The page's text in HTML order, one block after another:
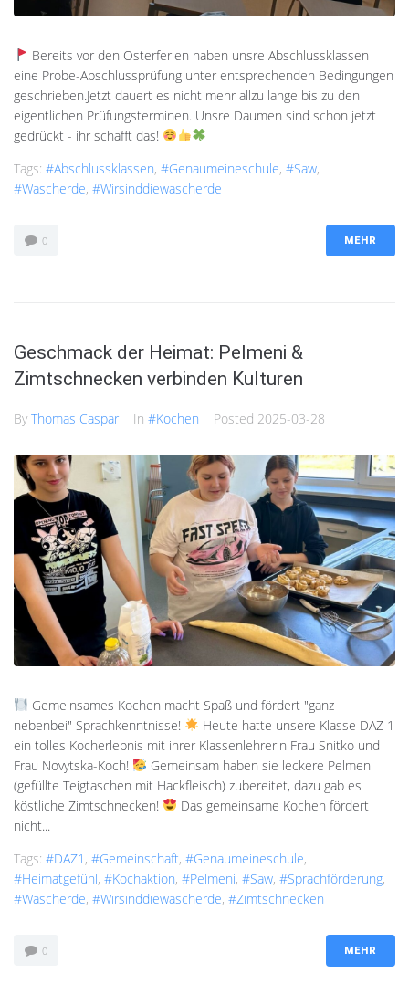
Bereits vor den Osterferien haben unsre Abschlussklassen
eine Probe-Abschlussprüfung unter entsprechenden Bedingungen
geschrieben.Jetzt dauert es nicht mehr allzu lange bis zu den
eigentlichen Prüfungsterminen. Unsre Daumen sind schon jetzt
gedrückt - ihr schafft das!
Tags: #Abschlussklassen, #genaumeineschule, #saw,
#Wascherde, #wirsinddiewascherde
0 MEHR
Geschmack der Heimat: Pelmeni &
Zimtschnecken verbinden Kulturen
By Thomas Caspar In #Kochen Posted 2025-03-28
Gemeinsames Kochen macht Spaß und fördert "ganz
nebenbei" Sprachkenntnisse!
Heute hatte unsere Klasse DAZ 1
ein tolles Kocherlebnis mit ihrer Klassenlehrerin Frau Snitko und
Frau Novytska-Koch!
Gemeinsam haben sie leckere Pelmeni
(gefüllte Teigtaschen mit Hackfleisch) zubereitet, dazu gab es
köstliche Zimtschnecken!
Das gemeinsame Kochen fördert
nicht...
Tags: #DAZ1 , #Gemeinschaft, #genaumeineschule,
#Heimatgefühl, #Kochaktion, #Pelmeni, #saw, #Sprachförderung,
#Wascherde, #wirsinddiewascherde, #Zimtschnecken
0 MEHR